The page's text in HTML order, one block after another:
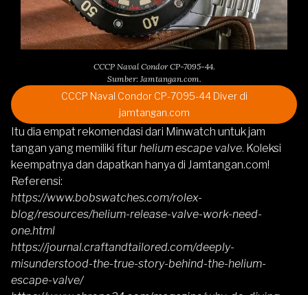
CCCP Naval Condor CP-7095-44.
Sumber: Jamtangan.com.
CCCP Naval Condor CP-7095-44 Diver di
jamtangan.com
Itu dia empat rekomendasi dari Minwatch untuk jam
tangan yang memiliki fitur helium escape valve. Koleksi
keempatnya dan dapatkan hanya di Jamtangan.com!
Referensi:
https://www.bobswatches.com/rolex-
blog/resources/helium-release-valve-work-need-
one.html
https://journal.craftandtailored.com/deeply-
misunderstood-the-true-story-behind-the-helium-
escape-valve/